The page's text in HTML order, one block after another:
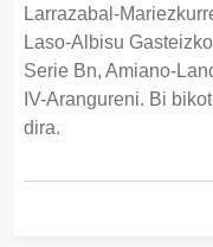
Larrazabal-
Laso-Albisu
Serie Bn, Amiano-
IV-Arangureni. Bi
dira.